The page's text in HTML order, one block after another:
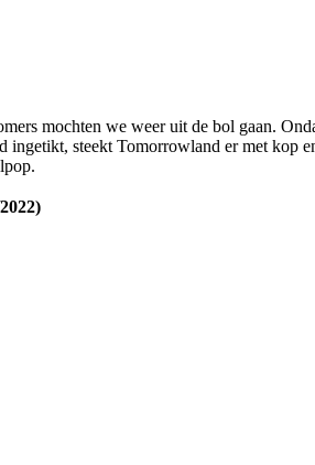
mochten we weer uit de bol gaan.
ingetikt, steekt Tomorrowland er met